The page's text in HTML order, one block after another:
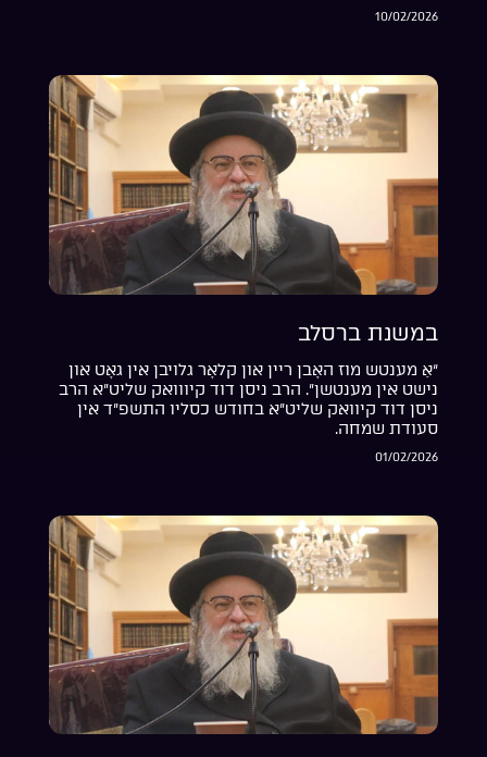
10/02/2026
במשנת ברסלב
“אַ מענטש מוז האָבן ריין און קלאָר גלויבן אין גאָט און
נישט אין מענטשן”. הרב ניסן דוד קיווואק שליט”א הרב
ניסן דוד קיוואק שליט”א בחודש כסליו התשפ”ד אין
סעודת שמחה.
01/02/2026